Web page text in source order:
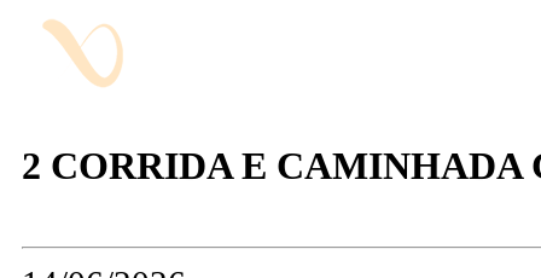
2 CORRIDA E CAMINHADA